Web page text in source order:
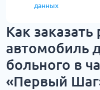
данных
Как
автомобиль
больного в
«Первый